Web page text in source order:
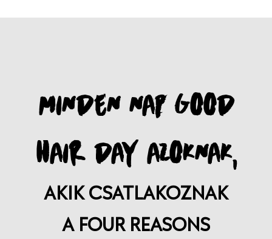
MINDEN NAP GOOD
HAIR DAY AZOKNAK,
AKIK CSATLAKOZNAK
A FOUR REASONS